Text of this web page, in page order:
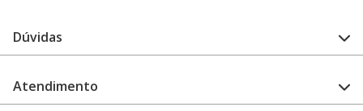
Dúvidas
Guia de medidas
Atendimento